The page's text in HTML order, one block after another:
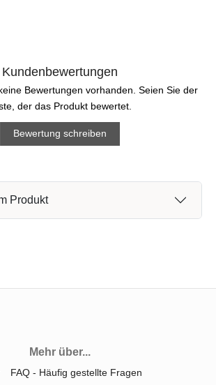
Kundenbewertungen
Bewertungen vorhanden. Seien Sie der
der das Produkt bewertet.
Bewertung schreiben
Produkt
Mehr über...
FAQ - Häufig gestellte Fragen